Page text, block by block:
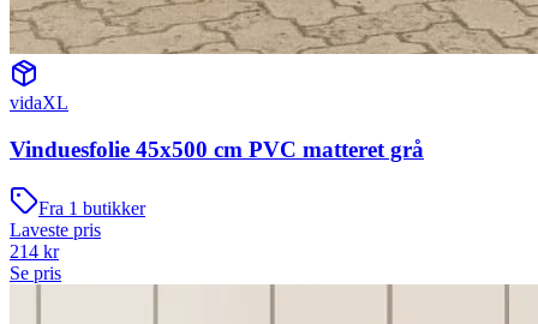
vidaXL
Vinduesfolie 45x500 cm PVC matteret grå
Fra 1 butikker
Laveste pris
214 kr
Se pris